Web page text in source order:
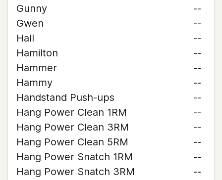
Gunny
--
Gwen
--
Hall
--
Hamilton
--
Hammer
--
Hammy
--
Handstand Push-ups
--
Hang Power Clean 1RM
--
Hang Power Clean 3RM
--
Hang Power Clean 5RM
--
Hang Power Snatch 1RM
--
Hang Power Snatch 3RM
--